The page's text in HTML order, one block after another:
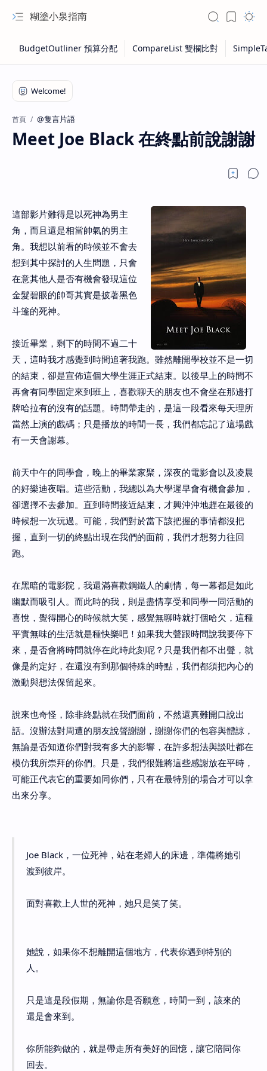
糊塗小泉指南
首頁 @隻言片語
Meet Joe Black 在終點前說謝謝
這部影片難得是以死神為男主
角，而且還是相當帥氣的男主
角。我想以前看的時候並不會去
想到其中探討的人生問題，只會
在意其他人是否有機會發現這位
金髮碧眼的帥哥其實是披著黑色
斗篷的死神。
接近畢業，剩下的時間不過二十
天，這時我才感覺到時間追著我跑。雖然離開學校並不是一切
的結束，卻是宣佈這個大學生涯正式結束。以後早上的時間不
再會有同學固定來到班上，喜歡聊天的朋友也不會坐在那邊打
牌哈拉有的沒有的話題。時間帶走的，是這一段看來每天理所
當然上演的戲碼；只是播放的時間一長，我們都忘記了這場戲
有一天會謝幕。
前天中午的同學會，晚上的畢業家聚，深夜的電影會以及凌晨
的好樂迪夜唱。這些活動，我總以為大學遲早會有機會參加，
卻選擇不去參加。直到時間接近結束，才興沖沖地趕在最後的
時候想一次玩過。可能，我們對於當下該把握的事情都沒把
握，直到一切的終點出現在我們的面前，我們才想努力往回
跑。
在黑暗的電影院，我還滿喜歡鋼鐵人的劇情，每一幕都是如此
幽默而吸引人。而此時的我，則是盡情享受和同學一同活動的
喜悅，覺得開心的時候就大笑，感覺無聊時就打個哈欠，這種
平實無味的生活就是種快樂吧！如果我大聲跟時間說我要停下
來，是否會將時間就停在此時此刻呢？只是我們都不出聲，就
像是約定好，在還沒有到那個特殊的時點，我們都須把內心的
激動與想法保留起來。
說來也奇怪，除非終點就在我們面前，不然還真難開口說出
話。沒辦法對周遭的朋友說聲謝謝，謝謝你們的包容與體諒，
無論是否知道你們對我有多大的影響，在許多想法與談吐都在
模仿我所崇拜的你們。只是，我們很難將這些感謝放在平時，
可能正代表它的重要如同你們，只有在最特別的場合才可以拿
出來分享。
Joe Black，一位死神，站在老婦人的床邊，準備將她引
渡到彼岸。
面對喜歡上人世的死神，她只是笑了笑。
她說，如果你不想離開這個地方，代表你遇到特別的
人。
只是這是段假期，無論你是否願意，時間一到，該來的
還是會來到。
你所能夠做的，就是帶走所有美好的回憶，讓它陪同你
回去。